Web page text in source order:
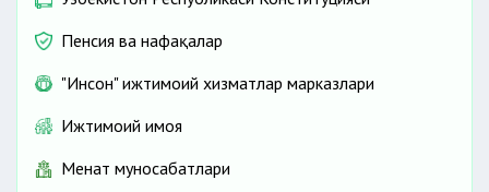
Пенсия ва нафақалар
"Инсон" ижтимоий хизматлар марказлари
Ижтимоий ҳимоя
Меҳнат муносабатлари